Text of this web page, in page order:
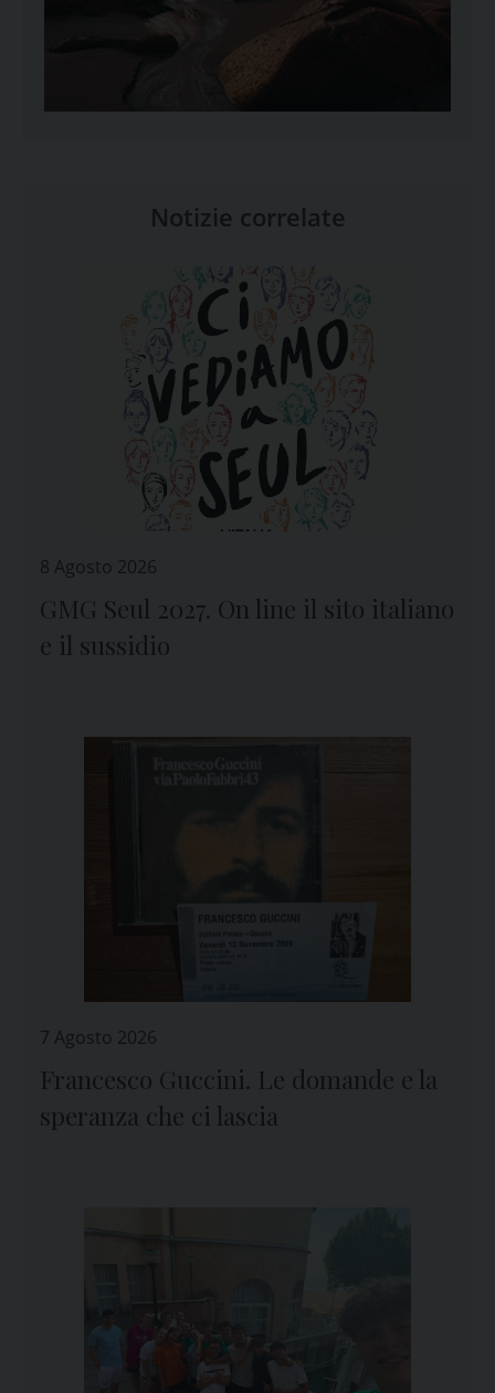
Notizie correlate
8 Agosto 2026
GMG Seul 2027. On line il sito italiano
e il sussidio
7 Agosto 2026
Francesco Guccini. Le domande e la
speranza che ci lascia